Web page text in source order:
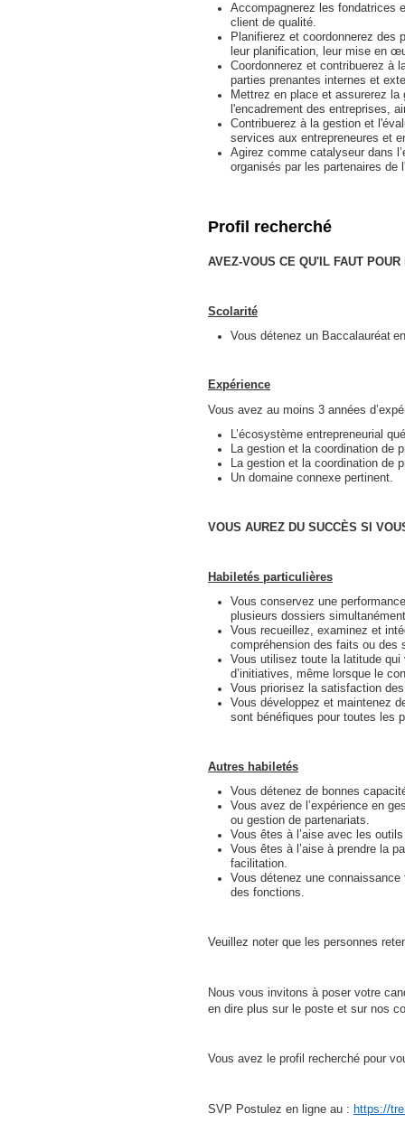
Accompagnerez les fondatrices
client de qualité.
Planifierez et coordonnerez des
leur planification, leur mise en
Coordonnerez et contribuerez à
parties prenantes internes et
Mettrez en place et assurerez
l'encadrement des entreprises,
Contribuerez à la gestion et
services aux entrepreneures et
Agirez comme catalyseur dans
organisés par les partenaires
Profil recherché
AVEZ-VOUS CE QU'IL FAUT
Scolarité
Vous détenez un Baccalauréat
Expérience
Vous avez au moins 3 années
L’écosystème entrepreneurial
La gestion et la coordination de
La gestion et la coordination de
Un domaine connexe pertinent.
VOUS AUREZ DU SUCCÈS SI
Habiletés particulières
Vous conservez une
plusieurs dossiers
Vous recueillez, examinez et
compréhension des faits ou des
Vous utilisez toute la latitude
d’initiatives, même lorsque le
Vous priorisez la satisfaction
Vous développez et maintenez
sont bénéfiques pour toutes les
Autres habiletés
Vous détenez de bonnes
Vous avez de l’expérience en
ou gestion de partenariats.
Vous êtes à l’aise avec les
Vous êtes à l’aise à prendre la
facilitation.
Vous détenez une connaissance
des fonctions.
Veuillez noter que les personnes
Nous vous invitons à poser votre
en dire plus sur le poste et sur nos
Vous avez le profil recherché pour
SVP Postulez en ligne au : https://